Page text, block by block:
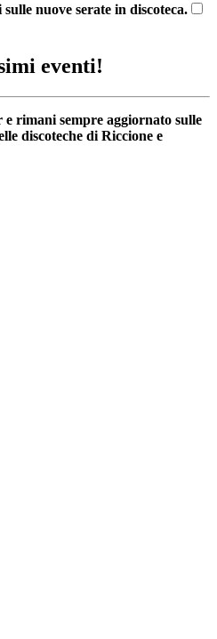
nuove serate in discoteca.
eventi!
rimani sempre aggiornato sulle
discoteche di Riccione e